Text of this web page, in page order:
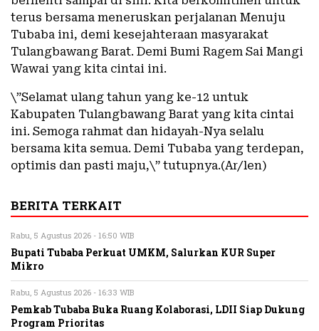
terus bersama meneruskan perjalanan Menuju
Tubaba ini, demi kesejahteraan masyarakat
Tulangbawang Barat. Demi Bumi Ragem Sai Mangi
Wawai yang kita cintai ini.
\”Selamat ulang tahun yang ke-12 untuk
Kabupaten Tulangbawang Barat yang kita cintai
ini. Semoga rahmat dan hidayah-Nya selalu
bersama kita semua. Demi Tubaba yang terdepan,
optimis dan pasti maju,\” tutupnya.(Ar/len)
BERITA TERKAIT
Rabu, 5 Agustus 2026 - 16:50 WIB
Bupati Tubaba Perkuat UMKM, Salurkan KUR Super
Mikro
Rabu, 5 Agustus 2026 - 16:33 WIB
Pemkab Tubaba Buka Ruang Kolaborasi, LDII Siap Dukung
Program Prioritas